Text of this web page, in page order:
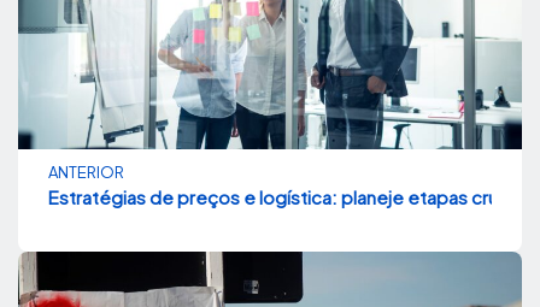
ANTERIOR
Estratégias de preços e logística: planeje etapas cruciais